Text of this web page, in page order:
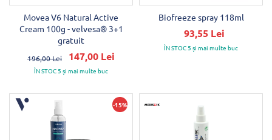
Movea V6 Natural Active
Cream 100g - velvesa® 3+1
gratuit
196,00 Lei 147,00 Lei
ÎN STOC 5 și mai multe buc
Biofreeze spray 118ml
93,55 Lei
ÎN STOC 5 și mai multe buc
-15%